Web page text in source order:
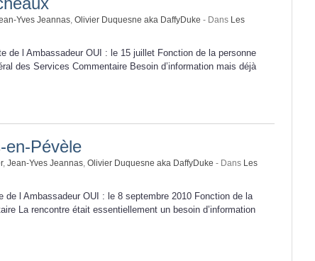
Yves Jeannas Olivier Duquesne aka DaffyDuke - Dans Les
de l Ambassadeur OUI : le 15 juillet Fonction de la personne
des Services Commentaire Besoin d’information mais déjà
en-Pévèle
, Jean-Yves Jeannas, Olivier Duquesne aka DaffyDuke - Dans Les
de l Ambassadeur OUI : le 8 septembre 2010 Fonction de la
La rencontre était essentiellement un besoin d’information